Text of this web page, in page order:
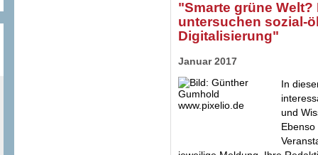
"Smarte grüne Welt?
untersuchen sozial-
Digitalisierung"
Januar 2017
In
und